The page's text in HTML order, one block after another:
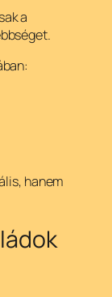
a
hanem